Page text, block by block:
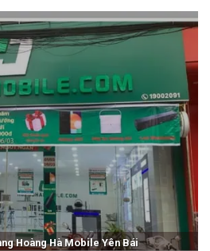
Hoàng Hà Mobile Yên Bái